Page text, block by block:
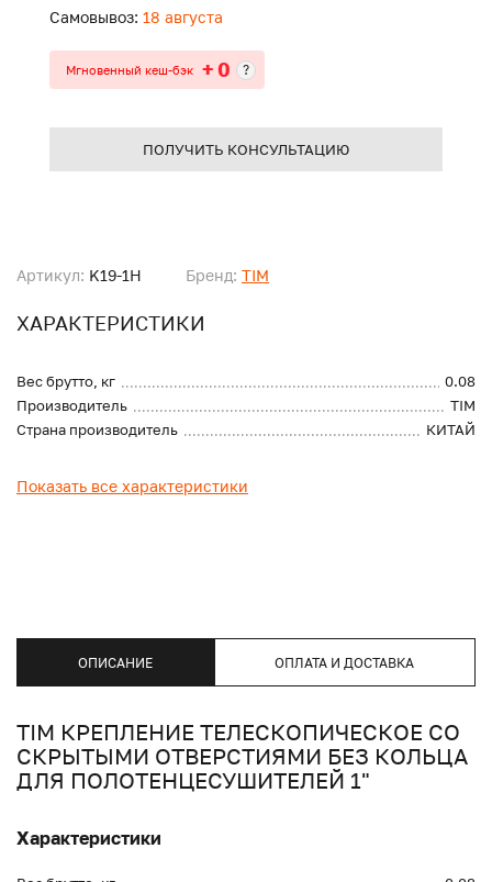
Артикул: K19-1H Бренд: TIM
ХАРАКТЕРИСТИКИ
Вес брутто, кг
0.08
Производитель
TIM
Страна производитель
КИТАЙ
Показать все характеристики
Самовывоз: 18 августа
Мгновенный кеш-бэк + 0 ?
ПОЛУЧИТЬ КОНСУЛЬТАЦИЮ
ОПИСАНИЕ ОПЛАТА И ДОСТАВКА
TIM КРЕПЛЕНИЕ ТЕЛЕСКОПИЧЕСКОЕ СО
СКРЫТЫМИ ОТВЕРСТИЯМИ БЕЗ КОЛЬЦА
ДЛЯ ПОЛОТЕНЦЕСУШИТЕЛЕЙ 1"
Характеристики